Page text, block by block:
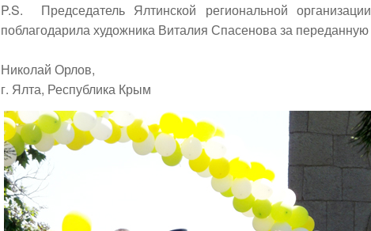
P.S. Председатель Ялтинской региональной
поблагодарила художника Виталия Спасеноваза
Николай Орлов,
г. Ялта, Республика Крым